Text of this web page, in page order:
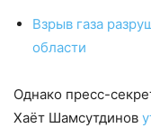
Взрыв газа
области
Однако пресс-
Хаёт Шамсутдинов